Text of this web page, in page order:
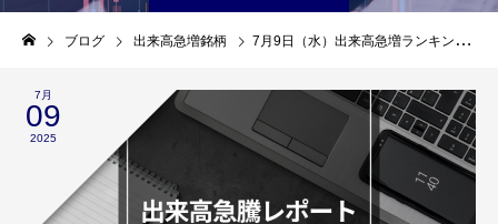
ブログ 出来高急増銘柄 7月9日（水）出来高急増ランキングレポート
7月
09
2025